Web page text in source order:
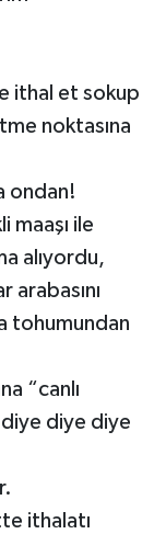
ithal et sokup
noktasına
ondan!
maaşı ile
alıyordu,
tohumundan
“canlı
diye diye diye
ithalatı